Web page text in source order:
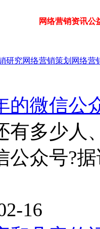
网络营销资讯公
研究网络营销策划 网络营
的微信公
有多少人
公众号?
16